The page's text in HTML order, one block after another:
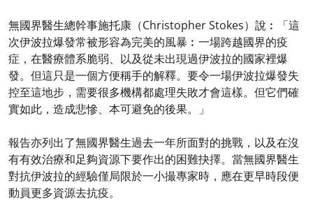
無國界醫生總幹事施托康（Christopher Stokes）說︰「這
次伊波拉爆發常被形容為完美的風暴︰一場跨越國界的疫
症，在醫療體系脆弱、以及從未出現過伊波拉的國家裡爆
發。但這只是一個方便稱手的解釋。要令一場伊波拉爆發失
控至這地步，需要很多機構都處理失敗才會這樣。但它們確
實如此，造成悲慘、本可避免的後果。」
報告亦列出了無國界醫生過去一年所面對的挑戰，以及在沒
有有效治療和足夠資源下要作出的困難抉擇。當無國界醫生
對抗伊波拉的經驗僅局限於一小撮專家時，應在更早時段便
動員更多資源去抗疫。